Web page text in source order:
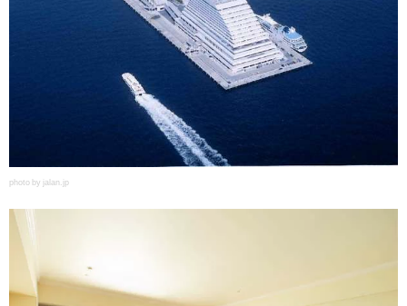
photo by jalan.jp